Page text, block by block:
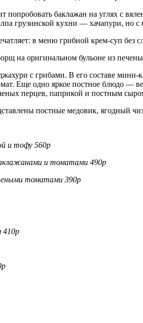
попробовать баклажан на углях с
грузинской кухни — хачапури, но
в меню грибной крем-суп без
на оригинальном бульоне из
с грибами. В его составе
Еще одно яркое постное блюдо —
перцев, паприкой и постным
постные медовик, ягодный
и тофу 560р
и томатами 490р
томатами 390р
410р